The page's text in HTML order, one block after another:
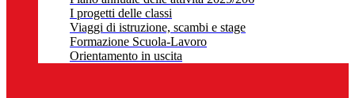
I progetti delle classi
Viaggi di istruzione, scambi e stage
Formazione Scuola-Lavoro
Orientamento in uscita